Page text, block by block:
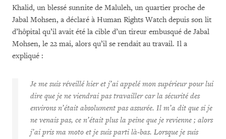
Khalid, un blessé sunnite de Maluleh, un quartier proche de
Jabal Mohsen, a déclaré à Human Rights Watch depuis son lit
d’hôpital qu’il avait été la cible d’un tireur embusqué de Jabal
Mohsen, le 22 mai, alors qu’il se rendait au travail. Il a
expliqué :
Je me suis réveillé hier et j’ai appelé mon supérieur pour lui
dire que je ne viendrai pas travailler car la sécurité des
environs n’était absolument pas assurée. Il m’a dit que si je
ne venais pas, ce n’était plus la peine que je revienne ; alors
j’ai pris ma moto et je suis parti là-bas. Lorsque je suis